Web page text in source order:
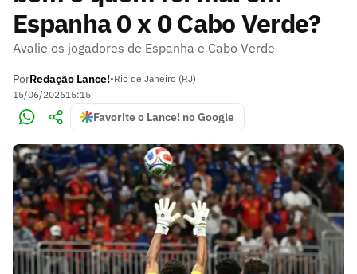
Espanha 0 x 0 Cabo Verde?
Avalie os jogadores de Espanha e Cabo Verde
PorRedação Lance!•Rio de Janeiro (RJ)
15/06/202615:15
Favorite o Lance! no Google